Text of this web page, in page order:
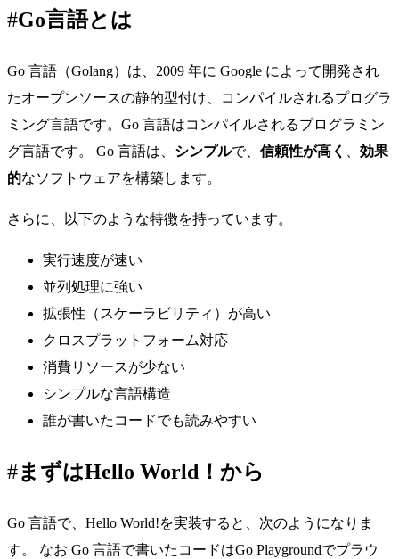
Go言語とは
Go 言語（Golang）は、2009 年に Google によって開発され
たオープンソースの静的型付け、コンパイルされるプログラ
ミング言語です。Go 言語はコンパイルされるプログラミン
グ言語です。 Go 言語は、 シンプルで、 信頼性が高く
効果
的なソフトウェアを構築します。
さらに、以下のような特徴を持っています。
実行速度が速い
並列処理に強い
拡張性（スケーラビリティ）が高い
クロスプラットフォーム対応
消費リソースが少ない
シンプルな言語構造
誰が書いたコードでも読みやすい
まずはHello World！から
Go 言語で、Hello World!を実装すると、次のようになりま
す。 なお Go 言語で書いたコードはGo Playgroundでプラウ